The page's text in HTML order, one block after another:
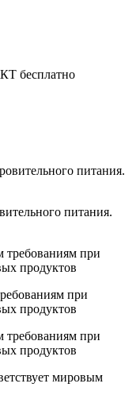
бесплатно
питания.
при
продуктов
мировым